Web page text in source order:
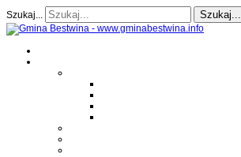
Szukaj... Szukaj...